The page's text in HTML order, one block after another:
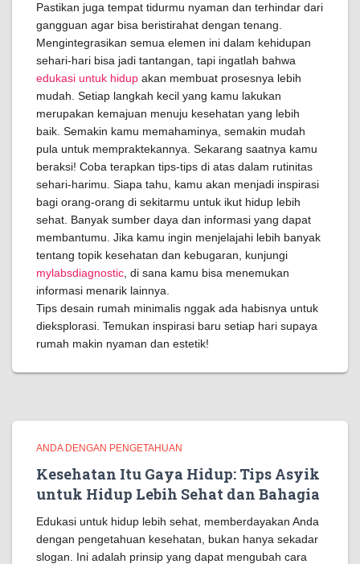
Pastikan juga tempat tidurmu nyaman dan terhindar dari
gangguan agar bisa beristirahat dengan tenang.
Mengintegrasikan semua elemen ini dalam kehidupan
sehari-hari bisa jadi tantangan, tapi ingatlah bahwa
edukasi untuk hidup akan membuat prosesnya lebih
mudah. Setiap langkah kecil yang kamu lakukan
merupakan kemajuan menuju kesehatan yang lebih
baik. Semakin kamu memahaminya, semakin mudah
pula untuk mempraktekannya. Sekarang saatnya kamu
beraksi! Coba terapkan tips-tips di atas dalam rutinitas
sehari-harimu. Siapa tahu, kamu akan menjadi inspirasi
bagi orang-orang di sekitarmu untuk ikut hidup lebih
sehat. Banyak sumber daya dan informasi yang dapat
membantumu. Jika kamu ingin menjelajahi lebih banyak
tentang topik kesehatan dan kebugaran, kunjungi
mylabsdiagnostic , di sana kamu bisa menemukan
informasi menarik lainnya.
Tips desain rumah minimalis nggak ada habisnya untuk
dieksplorasi. Temukan inspirasi baru setiap hari supaya
rumah makin nyaman dan estetik!
ANDA DENGAN PENGETAHUAN
Kesehatan Itu Gaya Hidup: Tips Asyik
untuk Hidup Lebih Sehat dan Bahagia
Edukasi untuk hidup lebih sehat, memberdayakan Anda
dengan pengetahuan kesehatan, bukan hanya sekadar
slogan. Ini adalah prinsip yang dapat mengubah cara